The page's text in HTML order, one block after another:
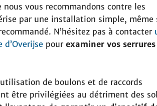
vous recommandons contre les
par une installation simple, même
N’hésitez pas à contacter
pour examiner vos serrures
de boulons et de raccords
être privilégiées au détriment des